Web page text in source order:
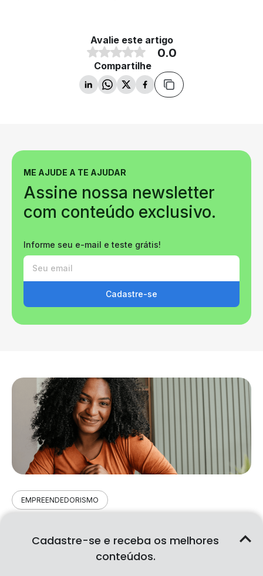
Cadastre-se e receba os melhores
conteúdos.
Avalie este artigo
0.0
Compartilhe
ME AJUDE A TE AJUDAR
Assine nossa newsletter
com conteúdo exclusivo.
Informe seu e-mail e teste grátis!
Cadastre-se
EMPREENDEDORISMO
para sua empresa: Simples Nacional,
Lucro Presumido ou Lucro Real